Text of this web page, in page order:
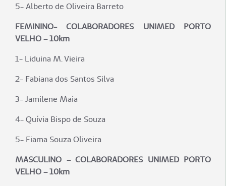
5- Alberto de Oliveira Barreto
FEMININO- COLABORADORES UNIMED PORTO
VELHO – 10km
1- Liduina M. Vieira
2- Fabiana dos Santos Silva
3- Jamilene Maia
4- Quívia Bispo de Souza
5- Fiama Souza Oliveira
MASCULINO – COLABORADORES UNIMED PORTO
VELHO – 10km